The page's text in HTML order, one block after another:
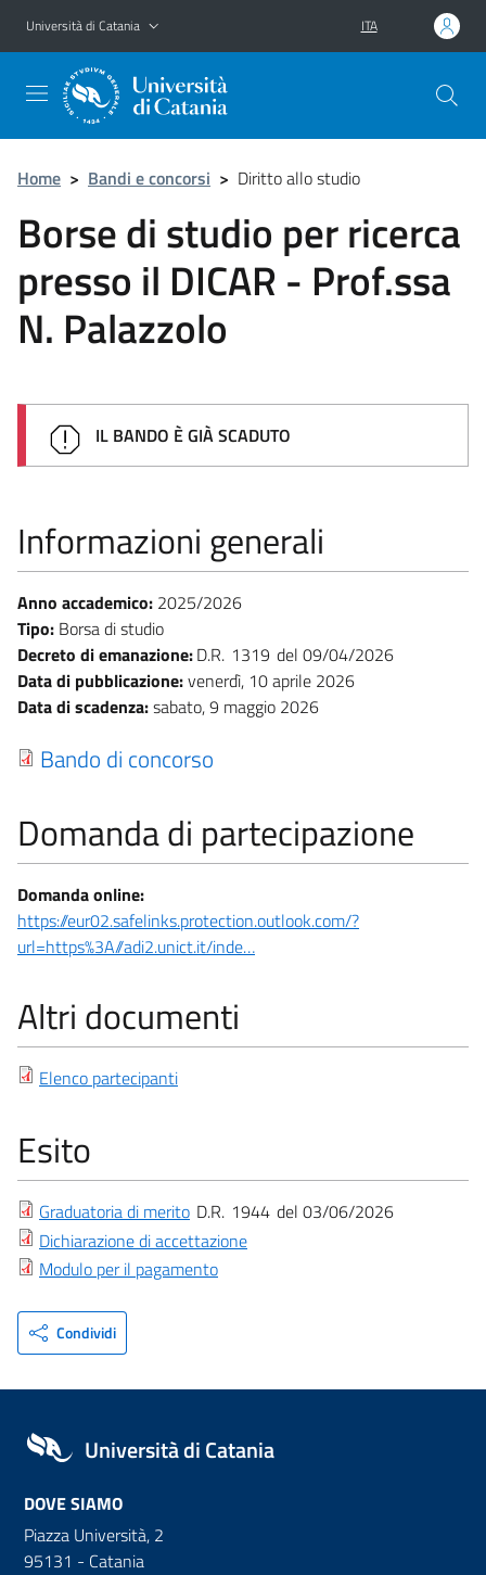
Vai al contenuto principale
Vai al menu di navigazione
Università di Catania ITA
Home > Bandi e concorsi > Diritto allo studio
Borse di studio per ricerca
presso il DICAR - Prof.ssa
N. Palazzolo
IL BANDO È GIÀ SCADUTO
Informazioni generali
Anno accademico: 2025/2026
Tipo: Borsa di studio
Decreto di emanazione:D.R. 1319
09/04/2026
Data di pubblicazione:venerdì, 10 aprile 2026
Data di scadenza:sabato, 9 maggio 2026
Bando di concorso
Domanda di partecipazione
Domanda online:
https://eur02.safelinks.protection.outlook.com/?
url=https%3A//adi2.unict.it/inde…
Altri documenti
Elenco partecipanti
Esito
Graduatoria di merito D.R. 1944
03/06/2026
Dichiarazione di accettazione
Modulo per il pagamento
Condividi
Università di Catania
DOVE SIAMO
Piazza Università, 2
95131 - Catania